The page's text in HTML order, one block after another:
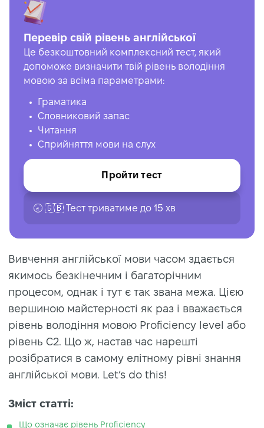
Перевір свій рівень англійської
Це безкоштовний комплексний тест, який
допоможе визначити твій рівень володіння
мовою за всіма параметрами:
Граматика
Словниковий запас
Читання
Сприйняття мови на слух
Пройти тест
🕣 🇬🇧 Тест триватиме до 15 хв
Вивчення англійської мови часом здається
якимось безкінечним і багаторічним
процесом, однак і тут є так звана межа. Цією
вершиною майстерності як раз і вважається
рівень володіння мовою Proficiency level або
рівень C2. Що ж, настав час нарешті
розібратися в самому елітному рівні знання
англійської мови. Let’s do this!
Зміст статті:
Що означає рівень Proficiency